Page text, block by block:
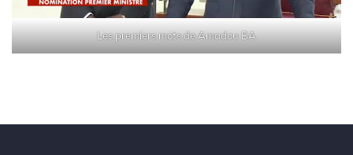
Les premiers mots de Amadou BA